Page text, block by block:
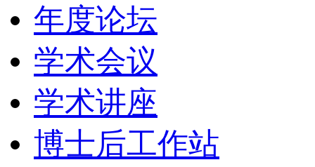
年度论坛
学术会议
学术讲座
博士后工作站